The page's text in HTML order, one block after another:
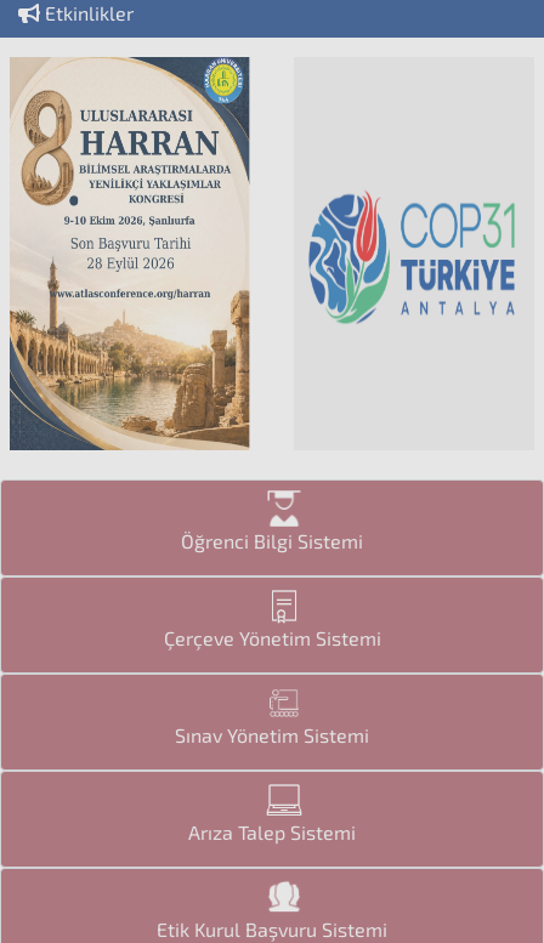
Etkinlikler
Öğrenci Bilgi Sistemi
Çerçeve Yönetim Sistemi
Sınav Yönetim Sistemi
Arıza Talep Sistemi
Etik Kurul Başvuru Sistemi